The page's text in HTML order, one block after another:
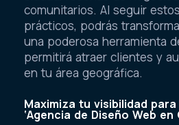
comunitarios. Al seguir
prácticos, podrás
una poderosa herramienta
permitirá atraer clientes y
en tu área geográfica.
Maximiza tu visibilidad
‘Agencia de Diseño Web en